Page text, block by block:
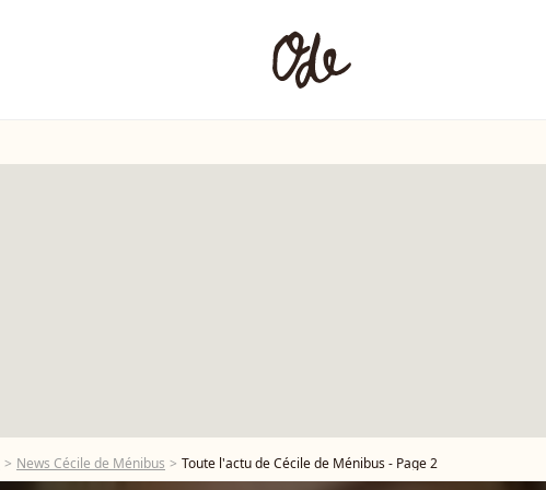
News Cécile de Ménibus Toute l'actu de Cécile de Ménibus - Page 2